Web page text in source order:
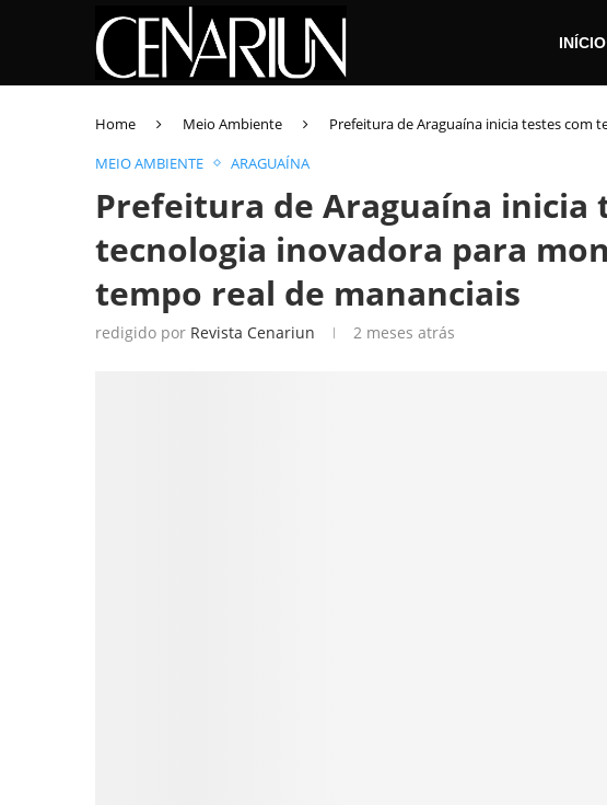
INÍCIO
Home Meio Ambiente
Prefeitura de Araguaína inicia testes
MEIO AMBIENTE
ARAGUAÍNA
Prefeitura de Araguaína inicia
tecnologia inovadora para
tempo real de mananciais
redigido por Revista Cenariun 2 meses atrás